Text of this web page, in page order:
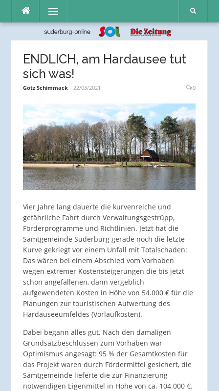
Inhalt
Menü
ENDLICH, am Hardausee tut
sich was!
Götz Schimmack 22/03/2021 0
Vier Jahre lang dauerte die kurvenreiche und
gefährliche Fahrt durch Verwaltungsgestrüpp,
Förderprogramme und Richtlinien. Jetzt hat die
Samtgemeinde Suderburg gerade noch die letzte
Kurve gekriegt vor einem Unfall mit Totalschaden:
Das wären bei einem Abschied vom Vorhaben
wegen extremer Kostensteigerungen die bis jetzt
schon angefallenen, dann vergeblich
aufgewendeten Kosten in Höhe von 54.000 € für die
Planungen zur touristischen Aufwertung des
Hardauseeumfeldes (Vorlaufkosten).
Dabei begann alles gut. Nach den damaligen
Grundsatzbeschlüssen zum Vorhaben war
Optimismus angesagt: 95 % der Gesamtkosten für
das Projekt waren durch Fördermittel gesichert, die
Samtgemeinde lieferte die zur Finanzierung
notwendigen Eigenmittel in Höhe von ca. 104.000 €.